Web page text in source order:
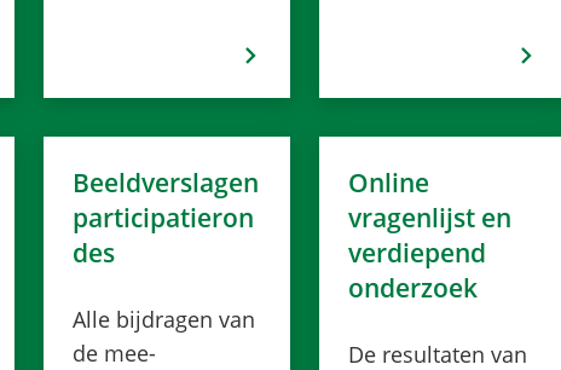
Beeldverslagen
participatieron
des
Alle bijdragen van
de mee-
Online
vragenlijst en
verdiepend
onderzoek
De resultaten van